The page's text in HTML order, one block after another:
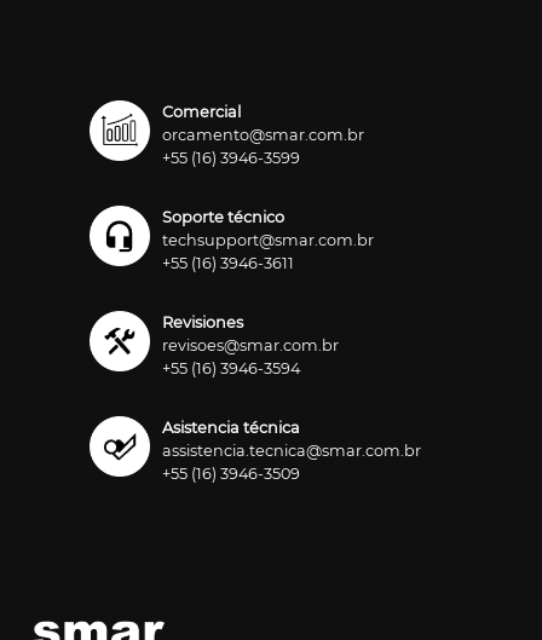
Comercial
orcamento@smar.com.br
+55 (16) 3946-3599
Soporte técnico
techsupport@smar.com.br
+55 (16) 3946-3611
Revisiones
revisoes@smar.com.br
+55 (16) 3946-3594
Asistencia técnica
assistencia.tecnica@smar.com.br
+55 (16) 3946-3509